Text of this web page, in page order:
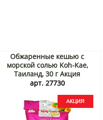
Обжаренные кешью с
морской солью Koh-Kae,
Таиланд, 30 г Акция
арт. 27730